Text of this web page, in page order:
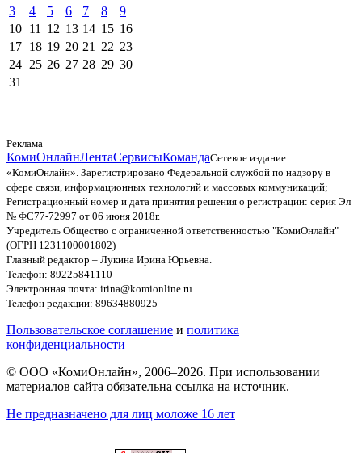
3
4 5 6 7 8
9
10 11 12 13 14 15 16
17 18 19 20 21 22 23
24 25 26 27 28 29 30
31
Реклама
КомиОнлайнЛентаСервисыКомандаСетевое издание
«КомиОнлайн». Зарегистрировано Федеральной службой по надзору в
сфере связи, информационных технологий и массовых коммуникаций;
Регистрационный номер и дата принятия решения о регистрации: серия Эл
№ ФС77-72997 от 06 июня 2018г.
Учредитель Общество с ограниченной ответственностью "КомиОнлайн"
(ОГРН 1231100001802)
Главный редактор – Лукина Ирина Юрьевна.
Телефон: 89225841110
Электронная почта: irina@komionline.ru
Телефон редакции: 89634880925
Пользовательское соглашение и политика
конфиденциальности
© ООО «КомиОнлайн», 2006–2026. При использовании
материалов сайта обязательна ссылка на источник.
Не предназначено для лиц моложе 16 лет